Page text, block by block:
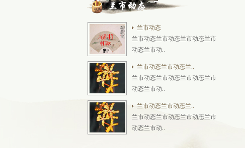
兰市动态
兰市动态兰市动态兰市动态兰市
动态兰市动..
兰市动态兰市动态兰..
兰市动态兰市动态兰市动态兰市
动态兰市动..
兰市动态兰市动态兰..
兰市动态兰市动态兰市动态兰市
动态兰市动..